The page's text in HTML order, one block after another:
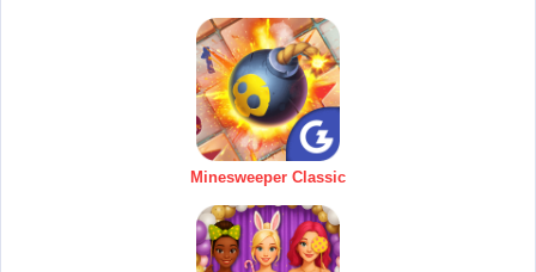
Minesweeper Classic